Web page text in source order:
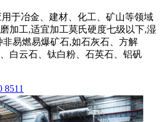
于冶金、建材、化工、矿山等领域
加工,适宜加工莫氏硬度七级以下,湿
非易燃易爆矿石,如石灰石、方解
白云石、钛白粉、石英石、铝矾
8511